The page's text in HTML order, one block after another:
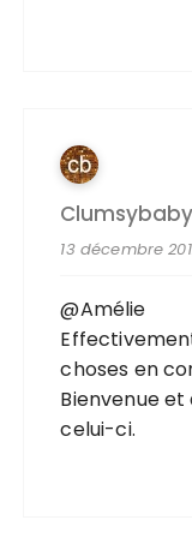
Clumsybaby
13 décembre
@Amélie
choses en
Bienvenue
celui-ci.